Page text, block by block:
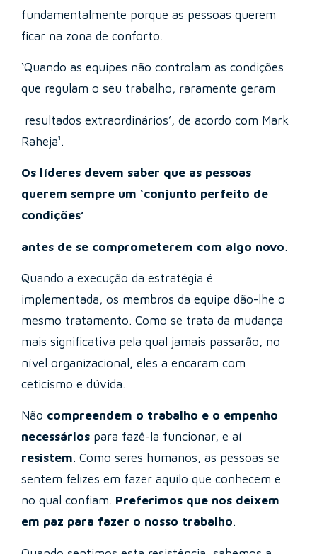
fundamentalmente porque as pessoas querem
ficar na zona de conforto.
‘Quando as equipes não controlam as condições
que regulam o seu trabalho, raramente geram
resultados extraordinários’, de acordo com Mark
Raheja¹.
Os líderes devem saber que as pessoas
querem sempre um ‘conjunto perfeito de
condições’
antes de se comprometerem com algo novo.
Quando a execução da estratégia é
implementada, os membros da equipe dão-lhe o
mesmo tratamento. Como se trata da mudança
mais significativa pela qual jamais passarão, no
nível organizacional, eles a encaram com
ceticismo e dúvida.
Não compreendem o trabalho e o empenho
necessários para fazê-la funcionar, e aí
resistem. Como seres humanos, as pessoas se
sentem felizes em fazer aquilo que conhecem e
no qual confiam. Preferimos que nos deixem
em paz para fazer o nosso trabalho.